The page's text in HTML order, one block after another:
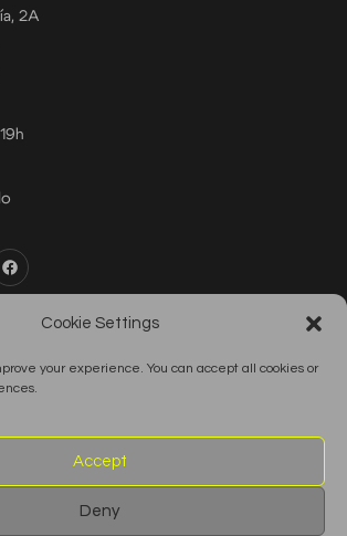
Cookie Settings
your experience. You can accept all cookies or
Accept
Deny
2A